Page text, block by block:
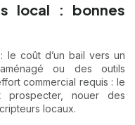
local : bonnes
le coût d’un bail vers un
ou des outils
commercial requis : le
prospecter, nouer des
locaux.